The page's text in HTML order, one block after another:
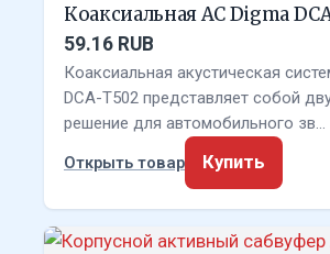
Коаксиальная АС Digma
59.16 RUB
Коаксиальная акустическая
DCA-T502 представляет собой
решение для автомобильного зв…
Открыть товар
Купить